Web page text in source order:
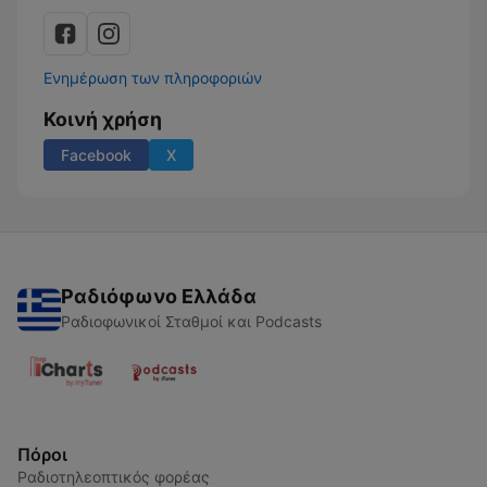
Ενημέρωση των πληροφοριών
Κοινή χρήση
Facebook X
Ραδιόφωνο Ελλάδα
Ραδιοφωνικοί Σταθμοί και Podcasts
Πόροι
Ραδιοτηλεοπτικός φορέας